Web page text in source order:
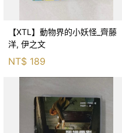
【XTL】動物界的小妖怪_齊藤
洋, 伊之文
NT$ 189